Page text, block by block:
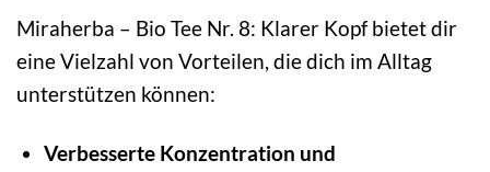
Miraherba – Bio Tee Nr. 8: Klarer Kopf bietet dir
eine Vielzahl von Vorteilen, die dich im Alltag
unterstützen können:
Verbesserte Konzentration und